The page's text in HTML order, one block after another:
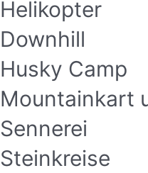
Helikopter
Downhill
Husky Camp
Mountainkart
Sennerei
Steinkreise